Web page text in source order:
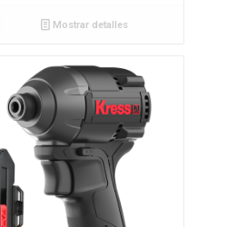
Mostrar detalles